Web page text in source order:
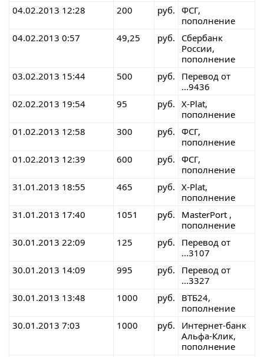
04.02.2013 12:28
200 руб. ФСГ,
пополнение
04.02.2013 0:57
49,25 руб.
Сбербанк
России,
пополнение
03.02.2013 15:44
500 руб.
Перевод от
...9436
02.02.2013 19:54
95 руб. X-Plat,
пополнение
01.02.2013 12:58
300 руб. ФСГ,
пополнение
01.02.2013 12:39
600 руб. ФСГ,
пополнение
31.01.2013 18:55
465 руб. X-Plat,
пополнение
31.01.2013 17:40
1051 руб.
MasterPort ,
пополнение
30.01.2013 22:09
125 руб.
Перевод от
...3107
30.01.2013 14:09
995 руб.
Перевод от
...3327
30.01.2013 13:48
1000 руб.
ВТБ24,
пополнение
30.01.2013 7:03
1000 руб.
Интернет-банк
Альфа-Клик,
пополнение